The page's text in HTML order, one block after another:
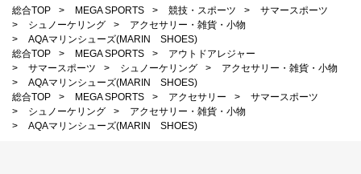
総合TOP > MEGA SPORTS > 競技・スポーツ >
サマースポーツ
>
シュノーケリング >
アクセサリー・雑貨・小物
>
AQAマリンシューズ(MARIN SHOES)
総合TOP
> MEGA SPORTS >
アウトドアレジャー
>
サマースポーツ > シュノーケリング >
アクセサリー・雑貨・小物
>
AQAマリンシューズ(MARIN SHOES)
総合TOP
> MEGA SPORTS > アクセサリー >
サマースポーツ
>
シュノーケリング >
アクセサリー・雑貨・小物
>
AQAマリンシューズ(MARIN SHOES)